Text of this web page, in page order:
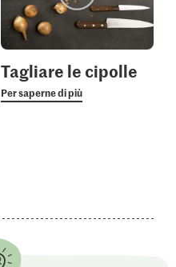
Tagliare le cipolle
Per saperne di più